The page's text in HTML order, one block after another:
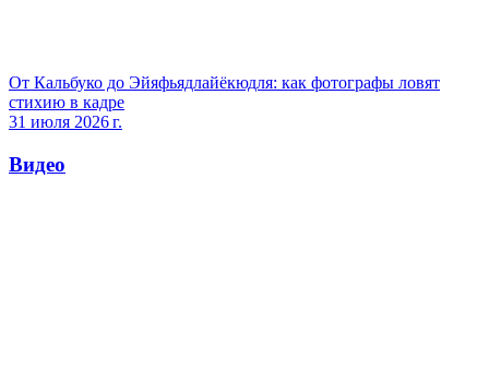
От Кальбуко до Эйяфьядлайёкюдля: как фотографы ловят
стихию в кадре
31 июля 2026 г.
Видео